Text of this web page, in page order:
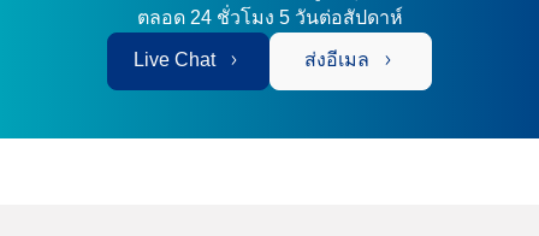
ตลอด 24 ชั่วโมง 5 วันต่อสัปดาห์
Live Chat ส่งอีเมล